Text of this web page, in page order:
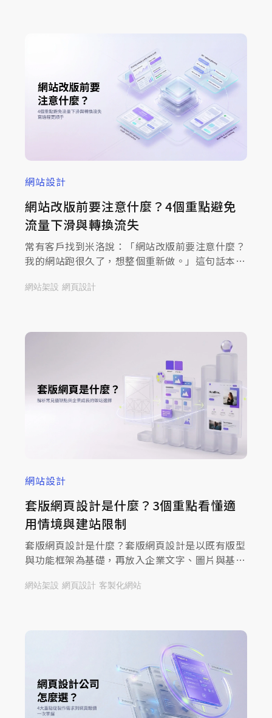
來，本文將帶您深入了解網站導覽列的功能、常見
類型，以及規劃時需要注意的重點。
網站設計
網站改版前要注意什麼？4個重點避免
流量下滑與轉換流失
常有客戶找到米洛說：「網站改版前要注意什麼？
我的網站跑很久了，想整個重新做。」這句話本身
候，要注意什麼？」這篇就想跟您分享，網站改版
道白白流失。
網站架設 網頁設計
網站設計
套版網頁設計是什麼？3個重點看懂適
用情境與建站限制
套版網頁設計是什麼？套版網頁設計是以既有版型
與功能框架為基礎，再放入企業文字、圖片與基本
功能需求單純的公司介紹型網站。米洛提供模組化
網站架設 網頁設計 客製化網站